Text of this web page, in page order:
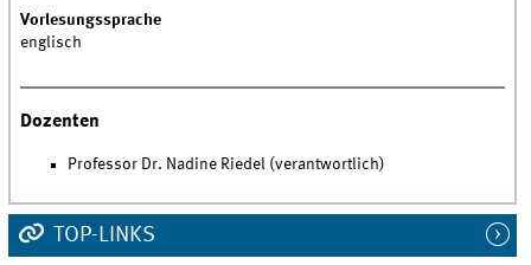
Vorlesungssprache
englisch
Dozenten
Professor Dr. Nadine Riedel (verantwortlich)
TOP-LINKS